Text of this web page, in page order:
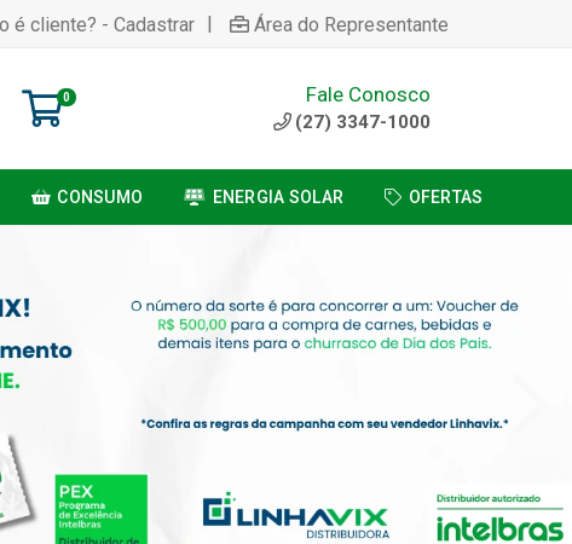
é cliente? - Cadastrar | Área do Representante
0 Fale Conosco
(27) 3347-1000
CONSUMO ENERGIA SOLAR OFERTAS